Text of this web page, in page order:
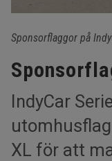
Sponsorflaggor på
IndyCar
XL för att